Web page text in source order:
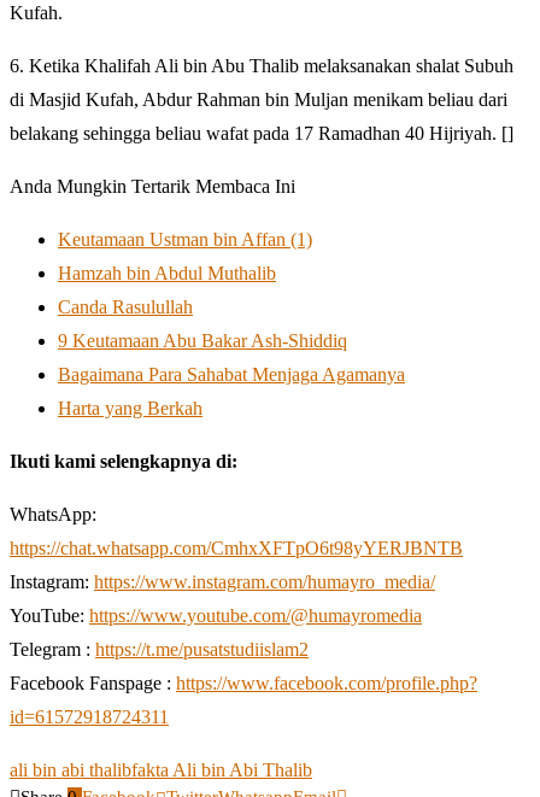
Kufah.
6. Ketika Khalifah Ali bin Abu Thalib melaksanakan shalat Subuh
di Masjid Kufah, Abdur Rahman bin Muljan menikam beliau dari
belakang sehingga beliau wafat pada 17 Ramadhan 40 Hijriyah. []
Anda Mungkin Tertarik Membaca Ini
Keutamaan Ustman bin Affan (1)
Hamzah bin Abdul Muthalib
Canda Rasulullah
9 Keutamaan Abu Bakar Ash-Shiddiq
Bagaimana Para Sahabat Menjaga Agamanya
Harta yang Berkah
Ikuti kami selengkapnya di:
WhatsApp:
https://chat.whatsapp.com/CmhxXFTpO6t98yYERJBNTB
Instagram: https://www.instagram.com/humayro_media/
YouTube: https://www.youtube.com/@humayromedia
Telegram : https://t.me/pusatstudiislam2
Facebook Fanspage : https://www.facebook.com/profile.php?
id=61572918724311
ali bin abi thalibfakta Ali bin Abi Thalib